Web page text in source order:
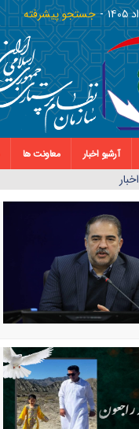
جستجو پیشرفته
آرشیو اخبار معاونت ها
اخبار